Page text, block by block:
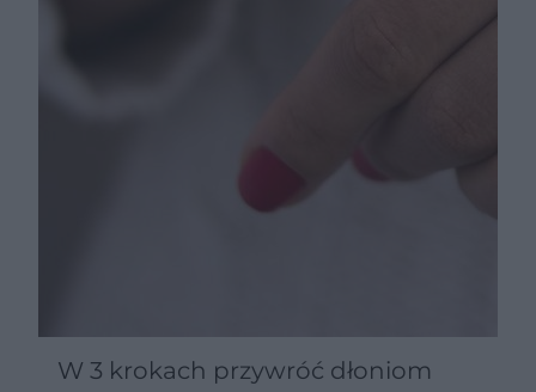
W 3 krokach przywróć dłoniom